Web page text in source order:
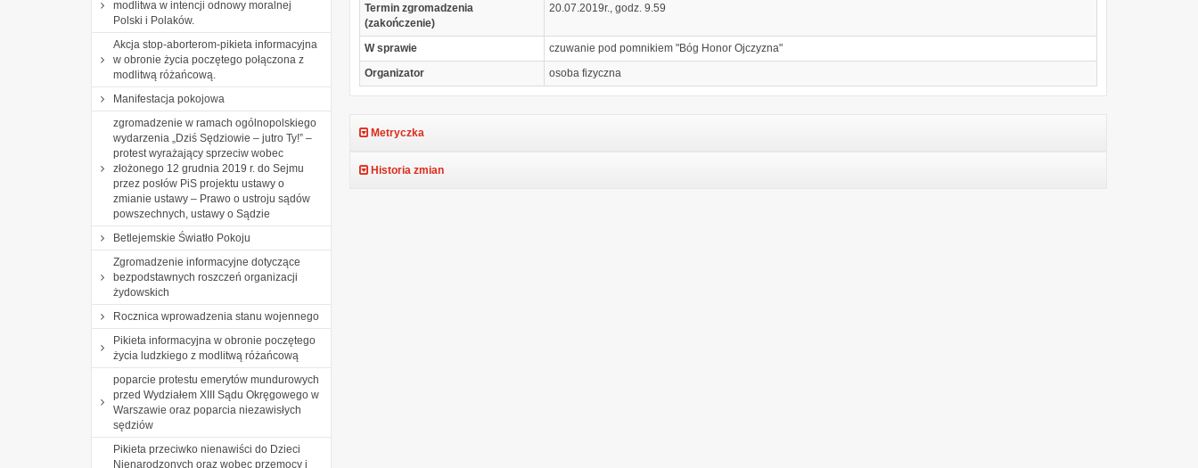
modlitwa w intencji odnowy moralnej
Polski i Polaków.
Akcja stop-aborterom-pikieta informacyjna
w obronie życia poczętego połączona z
modlitwą różańcową.
Manifestacja pokojowa
zgromadzenie w ramach ogólnopolskiego
wydarzenia „Dziś Sędziowie – jutro Ty!” –
protest wyrażający sprzeciw wobec
złożonego 12 grudnia 2019 r. do Sejmu
przez posłów PiS projektu ustawy o
zmianie ustawy – Prawo o ustroju sądów
powszechnych, ustawy o Sądzie
Betlejemskie Światło Pokoju
Zgromadzenie informacyjne dotyczące
bezpodstawnych roszczeń organizacji
żydowskich
Rocznica wprowadzenia stanu wojennego
Pikieta informacyjna w obronie poczętego
życia ludzkiego z modlitwą różańcową
poparcie protestu emerytów mundurowych
przed Wydziałem XIII Sądu Okręgowego w
Warszawie oraz poparcia niezawisłych
sędziów
Pikieta przeciwko nienawiści do Dzieci
Nienarodzonych oraz wobec przemocy i
Termin zgromadzenia
(zakończenie)
20.07.2019r., godz. 9.59
W sprawie
czuwanie pod pomnikiem "Bóg Honor Ojczyzna"
Organizator
osoba fizyczna
Metryczka
Historia zmian